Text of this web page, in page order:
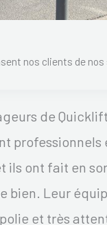
nos clients de
de
professionnels
ils ont fait en
bien. Leur
et très